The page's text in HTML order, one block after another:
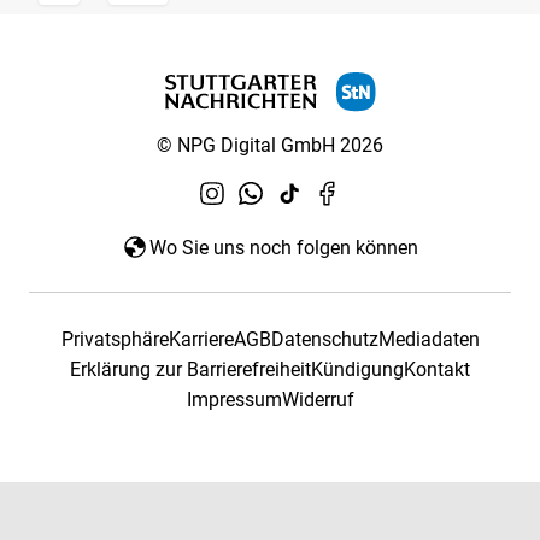
© NPG Digital GmbH 2026
Wo Sie uns noch folgen können
PrivatsphäreKarriereAGBDatenschutzMediadaten
Erklärung zur BarrierefreiheitKündigungKontakt
ImpressumWiderruf